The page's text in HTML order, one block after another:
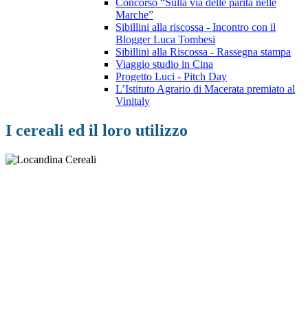
Concorso “Sulla via delle parità nelle
Marche”
Sibillini alla riscossa - Incontro con il
Blogger Luca Tombesi
Sibillini alla Riscossa - Rassegna stampa
Viaggio studio in Cina
Progetto Luci - Pitch Day
L’Istituto Agrario di Macerata premiato al
Vinitaly
I cereali ed il loro utilizzo